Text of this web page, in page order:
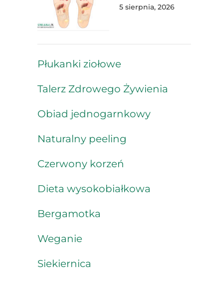
5 sierpnia, 2026
Płukanki ziołowe
Talerz Zdrowego Żywienia
Obiad jednogarnkowy
Naturalny peeling
Czerwony korzeń
Dieta wysokobiałkowa
Bergamotka
Weganie
Siekiernica